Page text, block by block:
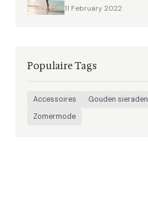
11 February 2022
Populaire Tags
Accessoires Gouden sieraden
Zomermode